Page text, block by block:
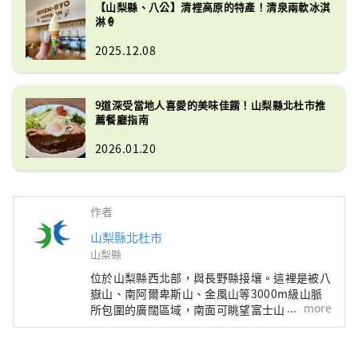
【山梨縣、八公】清裡高原的特產！清泉兩軟冰淇
淋🍦
2025.12.08
9道深受當地人喜愛的美味佳餚！山梨縣北杜市推
薦餐廳指南
2026.01.20
作者
山梨縣北杜市
山梨縣
位於山梨縣西北部，與長野縣接壤。這裡是被八
嶽山、南阿爾卑斯山、金風山等3000m級山脈
所包圍的廣闊區域，南面可眺望富士山。 距離
東京約2小時車程，距離富士山約1小時車程，
more